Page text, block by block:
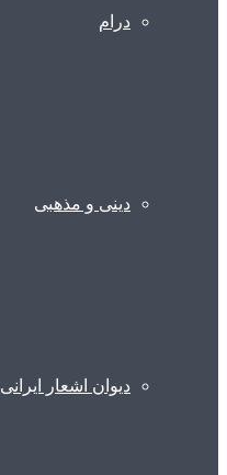
درام
دینی و مذهبی
دیوان اشعار ایرانی